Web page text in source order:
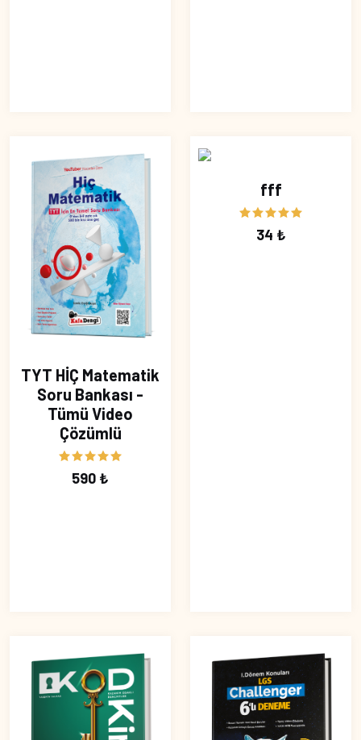
TYT HİÇ Matematik
Soru Bankası -
Tümü Video
Çözümlü
590 ₺
fff
34 ₺